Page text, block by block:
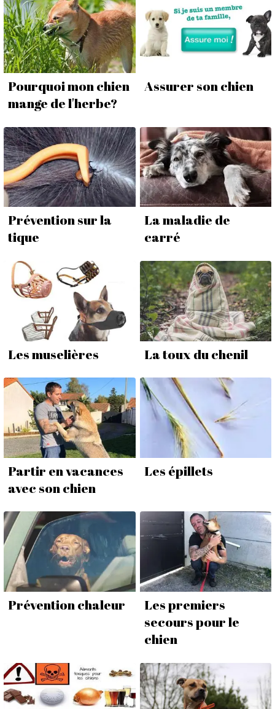
Pourquoi mon chien
mange de l'herbe?
Assurer son chien
Prévention sur la
tique
La maladie de
carré
Les muselières La toux du chenil
Partir en vacances
avec son chien
Les épillets
Prévention chaleur
Les premiers
secours pour le
chien